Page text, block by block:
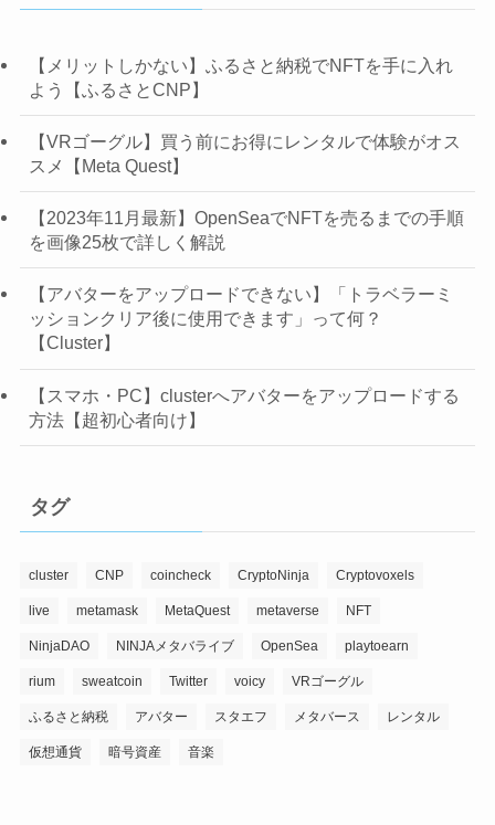
【メリットしかない】ふるさと納税でNFTを手に入れ
よう【ふるさとCNP】
【VRゴーグル】買う前にお得にレンタルで体験がオス
スメ【Meta Quest】
【2023年11月最新】OpenSeaでNFTを売るまでの手順
を画像25枚で詳しく解説
【アバターをアップロードできない】「トラベラーミ
ッションクリア後に使用できます」って何？
【Cluster】
【スマホ・PC】clusterへアバターをアップロードする
方法【超初心者向け】
タグ
cluster CNP coincheck CryptoNinja Cryptovoxels
live metamask MetaQuest metaverse NFT
NinjaDAO NINJAメタバライブ OpenSea playtoearn
rium sweatcoin Twitter voicy VRゴーグル
ふるさと納税 アバター スタエフ メタバース レンタル
仮想通貨 暗号資産 音楽